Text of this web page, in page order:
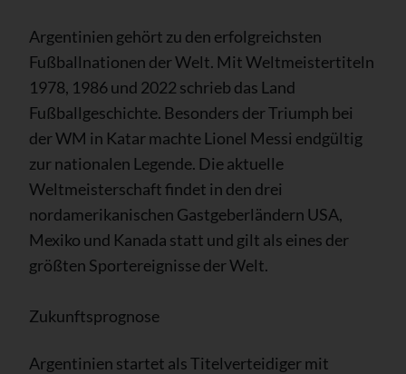
Argentinien gehört zu den erfolgreichsten
Fußballnationen der Welt. Mit Weltmeistertiteln
1978, 1986 und 2022 schrieb das Land
Fußballgeschichte. Besonders der Triumph bei
der WM in Katar machte Lionel Messi endgültig
zur nationalen Legende. Die aktuelle
Weltmeisterschaft findet in den drei
nordamerikanischen Gastgeberländern USA,
Mexiko und Kanada statt und gilt als eines der
größten Sportereignisse der Welt.
Zukunftsprognose
Argentinien startet als Titelverteidiger mit